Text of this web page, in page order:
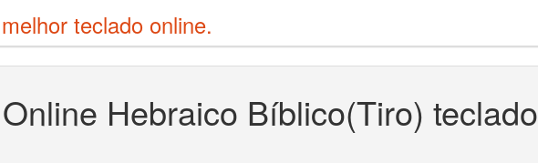
teclado online.
Online Hebraico Bíblico(Tiro) teclado